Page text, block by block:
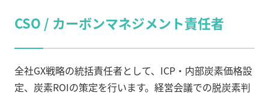
CSO / カーボンマネジメント責任者
全社GX戦略の統括責任者として、ICP・内部炭素価格設
定、炭素ROIの策定を行います。経営会議での脱炭素判